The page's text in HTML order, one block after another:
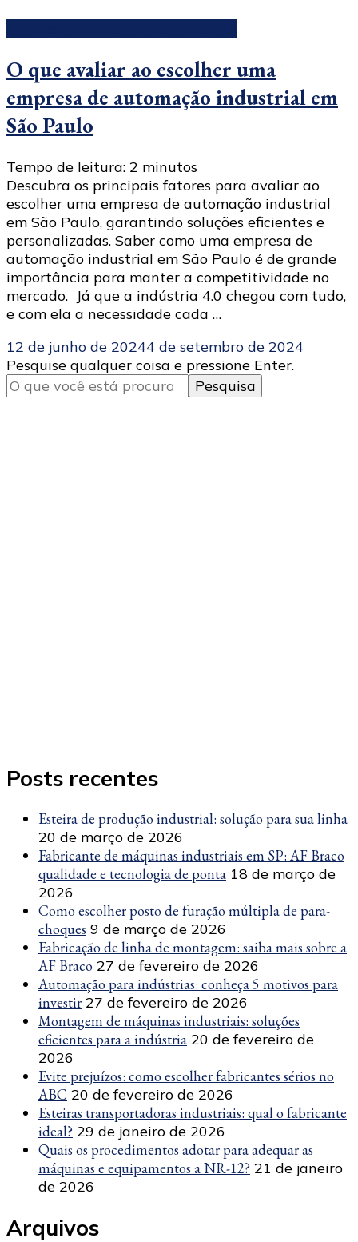
O que avaliar ao escolher uma
empresa de automação industrial em
São Paulo
Tempo de leitura: 2 minutos
Descubra os principais fatores para avaliar ao
escolher uma empresa de automação industrial
em São Paulo, garantindo soluções eficientes e
personalizadas. Saber como uma empresa de
automação industrial em São Paulo é de grande
importância para manter a competitividade no
mercado. Já que a indústria 4.0 chegou com tudo,
e com ela a necessidade cada …
12 de junho de 20244 de setembro de 2024
Procurando
algo?
Pesquise qualquer coisa e pressione Enter.
Posts recentes
Esteira de produção industrial: solução para sua linha
20 de março de 2026
Fabricante de máquinas industriais em SP: AF Braco
qualidade e tecnologia de ponta 18 de março de
2026
Como escolher posto de furação múltipla de para-
choques 9 de março de 2026
Fabricação de linha de montagem: saiba mais sobre a
AF Braco 27 de fevereiro de 2026
Automação para indústrias: conheça 5 motivos para
investir 27 de fevereiro de 2026
Montagem de máquinas industriais: soluções
eficientes para a indústria 20 de fevereiro de
2026
Evite prejuízos: como escolher fabricantes sérios no
ABC 20 de fevereiro de 2026
Esteiras transportadoras industriais: qual o fabricante
ideal? 29 de janeiro de 2026
Quais os procedimentos adotar para adequar as
máquinas e equipamentos a NR-12? 21 de janeiro
de 2026
Arquivos